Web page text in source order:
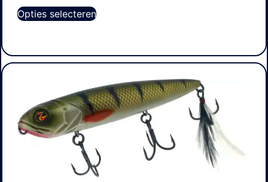
Opties selecteren